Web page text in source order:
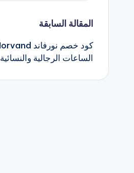
تصفّح
المقالات
المقالة السابقة
الساعات الرجالية والنسائية